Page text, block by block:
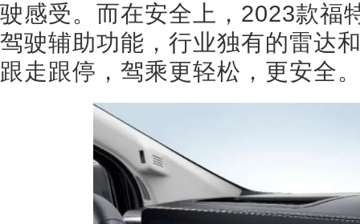
驶感受。而在安全上，2023款福
驾驶辅助功能，行业独有的雷达
跟走跟停，驾乘更轻松，更安全